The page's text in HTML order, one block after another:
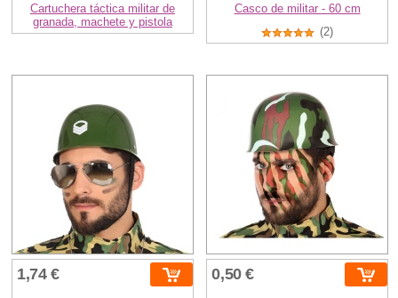
Cartuchera táctica militar de
granada, machete y pistola
Casco de militar - 60 cm
(2)
1,74 € 0,50 €